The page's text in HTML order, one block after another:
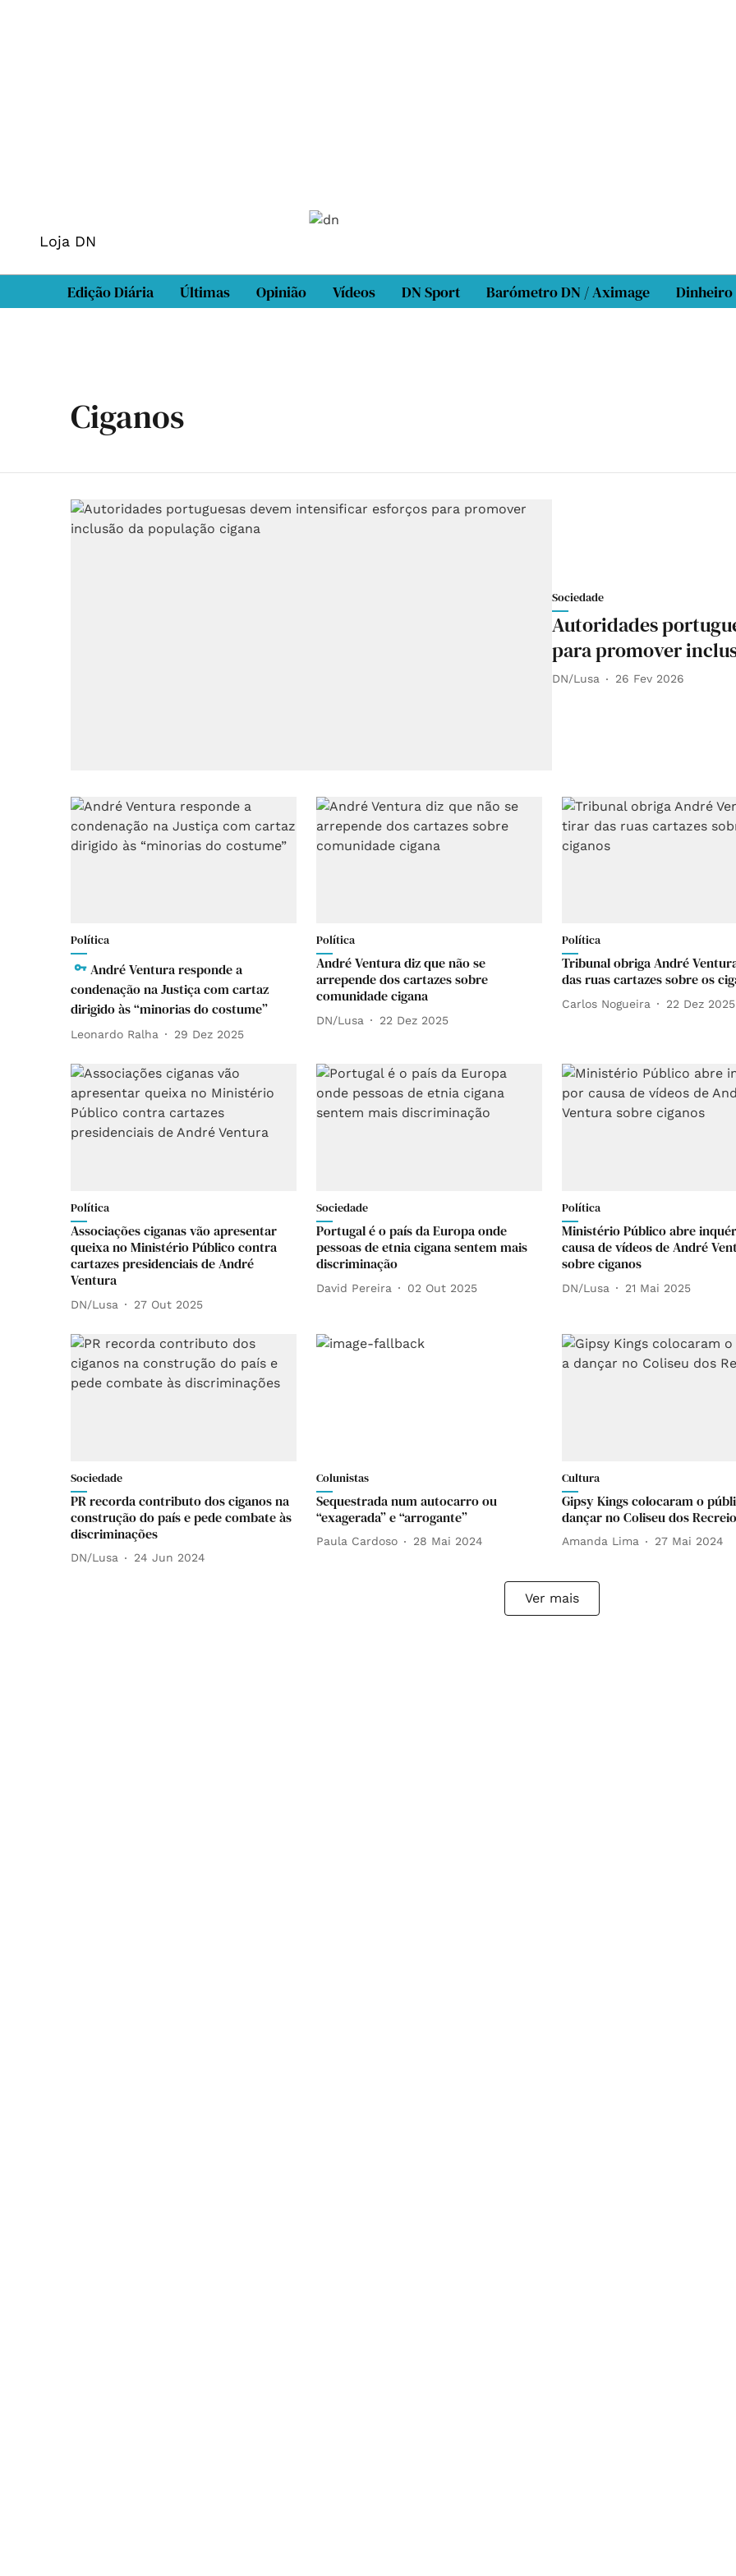
Loja DN
Edição Diária Últimas Opinião Vídeos DN Sport Barómetro DN / Aximage Dinheiro
Ciganos
Sociedade
Autoridades
para promover
DN/Lusa 26 Fev 2026
Política
André Ventura responde a
condenação na Justiça com cartaz
dirigido às “minorias do costume”
Leonardo Ralha 29 Dez 2025
Política
André Ventura diz que não se
arrepende dos cartazes sobre
comunidade cigana
DN/Lusa 22 Dez 2025
Política
Tribunal obriga André
das ruas cartazes sobre os
Carlos Nogueira 22 Dez 2025
Política
Associações ciganas vão apresentar
queixa no Ministério Público contra
cartazes presidenciais de André
Ventura
DN/Lusa 27 Out 2025
Sociedade
Portugal é o país da Europa onde
pessoas de etnia cigana sentem mais
discriminação
David Pereira 02 Out 2025
Política
Ministério Público abre
causa de vídeos de André
sobre ciganos
DN/Lusa 21 Mai 2025
Sociedade
PR recorda contributo dos ciganos na
construção do país e pede combate às
discriminações
DN/Lusa 24 Jun 2024
Colunistas
Sequestrada num autocarro ou
“exagerada” e “arrogante”
Paula Cardoso 28 Mai 2024
Cultura
Gipsy Kings colocaram o
dançar no Coliseu dos
Amanda Lima 27 Mai 2024
Ver mais